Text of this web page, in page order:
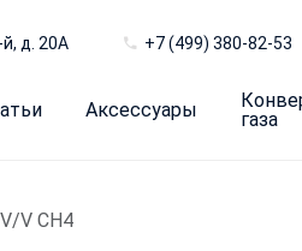
д. 20А +7 (499) 380-82-53
Аксессуары
газа
V CH4